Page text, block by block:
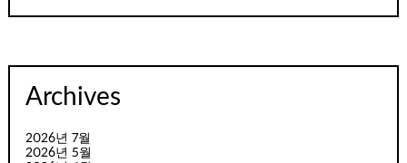
Archives
2026년 7월
2026년 5월